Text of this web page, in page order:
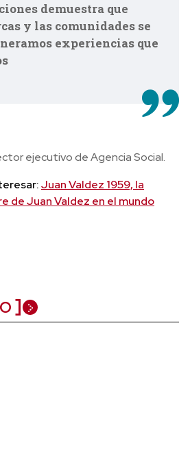
demuestra que
y las comunidades se
experiencias que
ejecutivo de Agencia Social.
Juan Valdez 1959, la
de Juan Valdez en el mundo